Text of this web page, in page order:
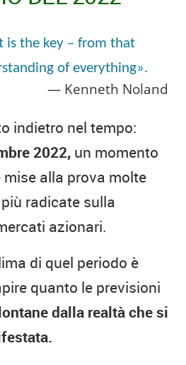
is the key – from that
of everything».
Kenneth Noland
indietro nel tempo:
2022, un momento
alla prova molte
radicate sulla
azionari.
di quel periodo è
quanto le previsioni
dalla realtà che si